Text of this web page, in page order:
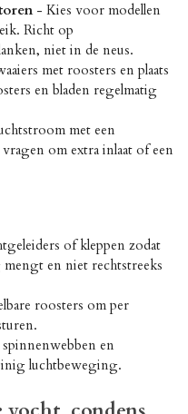
- Kies voor modellen
Richt op
niet in de neus.
met roosters en plaats
en bladen regelmatig
met een
om extra inlaat of een
of kleppen zodat
en niet rechtstreeks
roosters om per
en
luchtbeweging.